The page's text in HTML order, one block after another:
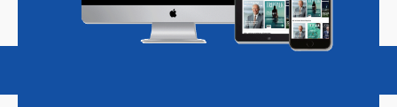
Magazine Podcasts Vacatures